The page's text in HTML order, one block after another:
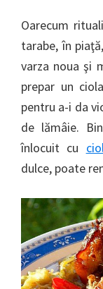
Oarecum
tarabe, în
varza noua şi
prepar un
pentru a-i da
de lămâie.
înlocuit cu
dulce, poate